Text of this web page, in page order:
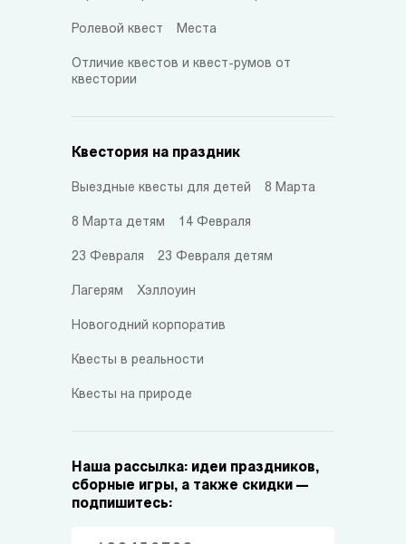
Ролевой квест Места
Отличие квестов и квест-румов от
квестории
Квестория на праздник
Выездные квесты для детей 8 Марта
8 Марта детям 14 Февраля
23 Февраля 23 Февраля детям
Лагерям Хэллоуин
Новогодний корпоратив
Квесты в реальности
Квесты на природе
Наша рассылка: идеи праздников,
сборные игры, а также скидки —
подпишитесь: